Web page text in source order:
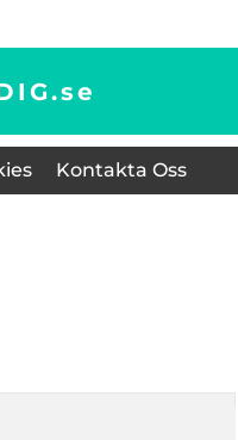
se
Kontakta Oss